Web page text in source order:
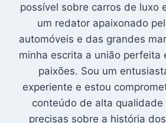
possível sobre carros de luxo
um redator apaixonado
automóveis e das grandes
minha escrita a união perfeita
paixões. Sou um
experiente e estou
conteúdo de alta qualidade
precisas sobre a história